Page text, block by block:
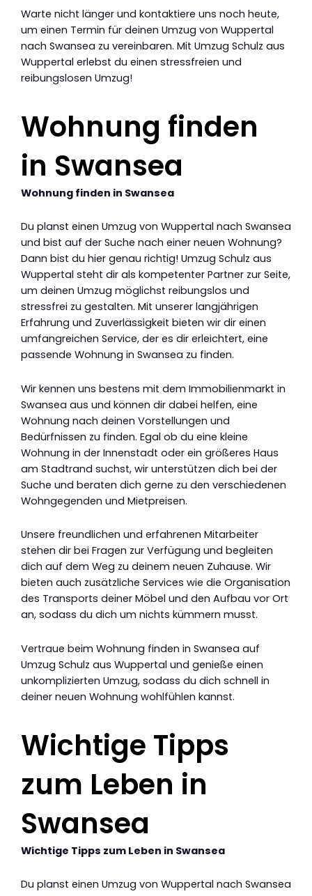
Warte nicht länger und kontaktiere uns noch heute,
um einen Termin für deinen Umzug von Wuppertal
nach Swansea zu vereinbaren. Mit Umzug Schulz aus
Wuppertal erlebst du einen stressfreien und
reibungslosen Umzug!
Wohnung finden
in Swansea
Wohnung finden in Swansea
Du planst einen Umzug von Wuppertal nach Swansea
und bist auf der Suche nach einer neuen Wohnung?
Dann bist du hier genau richtig! Umzug Schulz aus
Wuppertal steht dir als kompetenter Partner zur Seite,
um deinen Umzug möglichst reibungslos und
stressfrei zu gestalten. Mit unserer langjährigen
Erfahrung und Zuverlässigkeit bieten wir dir einen
umfangreichen Service, der es dir erleichtert, eine
passende Wohnung in Swansea zu finden.
Wir kennen uns bestens mit dem Immobilienmarkt in
Swansea aus und können dir dabei helfen, eine
Wohnung nach deinen Vorstellungen und
Bedürfnissen zu finden. Egal ob du eine kleine
Wohnung in der Innenstadt oder ein größeres Haus
am Stadtrand suchst, wir unterstützen dich bei der
Suche und beraten dich gerne zu den verschiedenen
Wohngegenden und Mietpreisen.
Unsere freundlichen und erfahrenen Mitarbeiter
stehen dir bei Fragen zur Verfügung und begleiten
dich auf dem Weg zu deinem neuen Zuhause. Wir
bieten auch zusätzliche Services wie die Organisation
des Transports deiner Möbel und den Aufbau vor Ort
an, sodass du dich um nichts kümmern musst.
Vertraue beim Wohnung finden in Swansea auf
Umzug Schulz aus Wuppertal und genieße einen
unkomplizierten Umzug, sodass du dich schnell in
deiner neuen Wohnung wohlfühlen kannst.
Wichtige Tipps
zum Leben in
Swansea
Wichtige Tipps zum Leben in Swansea
Du planst einen Umzug von Wuppertal nach Swansea